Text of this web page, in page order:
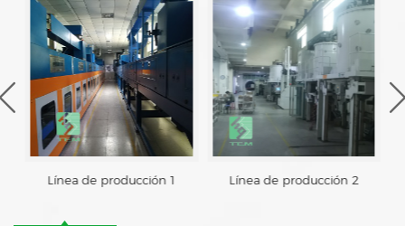
Línea de producción 1 Línea de producción 2